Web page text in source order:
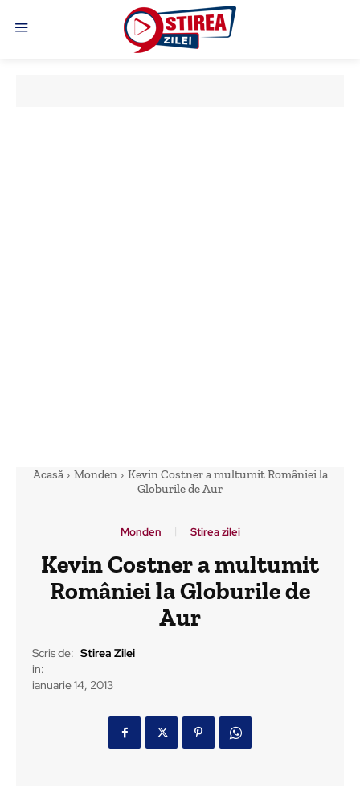
Acasă Monden
Kevin Costner a multumit României la
Globurile de Aur
Monden Stirea zilei
Kevin Costner a multumit
României la Globurile de
Aur
Scris de: Stirea Zilei
in:
ianuarie 14, 2013